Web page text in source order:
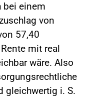
bei einem
von
57,40
mit real
wäre. Also
gleichwertig i. S.